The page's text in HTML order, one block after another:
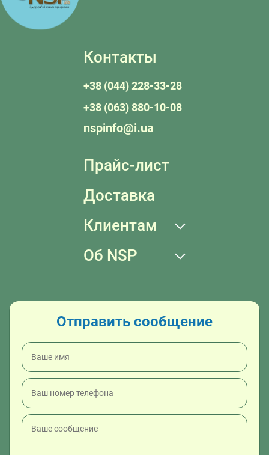
Контакты
+38 (044) 228-33-28
+38 (063) 880-10-08
nspinfo@i.ua
Прайс-лист
Доставка
Клиентам
Об NSP
Отправить сообщение